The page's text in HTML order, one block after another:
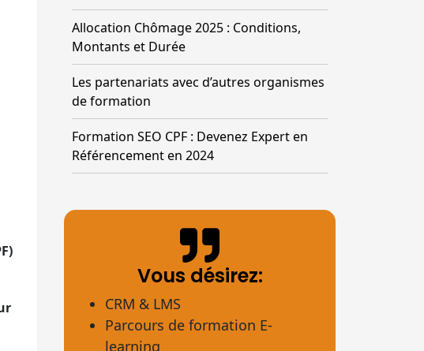
Allocation Chômage 2025 : Conditions,
Montants et Durée
Les partenariats avec d’autres organismes
de formation
Formation SEO CPF : Devenez Expert en
Référencement en 2024
Vous désirez:
CRM & LMS
Parcours de formation E-
learning